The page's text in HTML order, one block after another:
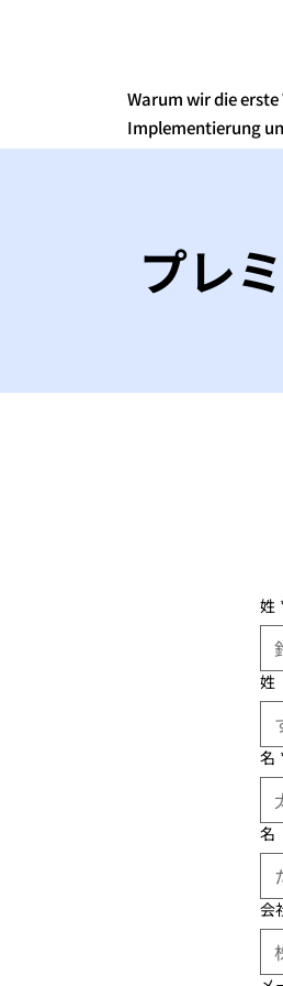
Warum wir die erste
Implementierung
プレ
姓
姓
名
名
会